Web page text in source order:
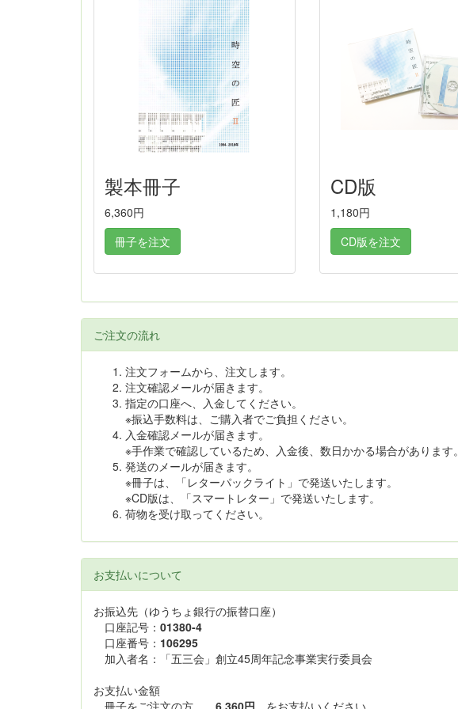
製本冊子
6,360円
冊子を注文
CD版
1,180円
CD版を注文
ご注文の流れ
注文フォームから、注文します。
注文確認メールが届きます。
指定の口座へ、入金してください。
※振込手数料は、ご購入者でご負担ください。
入金確認メールが届きます。
※手作業で確認しているため、入金後、数日かかる場合があります。
発送のメールが届きます。
※冊子は、「レターパックライト」で発送いたします。
※CD版は、「スマートレター」で発送いたします。
荷物を受け取ってください。
お支払いについて
お振込先（ゆうちょ銀行の振替口座）
口座記号： 01380-4
口座番号： 106295
加入者名：「五三会」創立45周年記念事業実行委員会
お支払い金額
冊子をご注文の方 6,360円 をお支払いください。